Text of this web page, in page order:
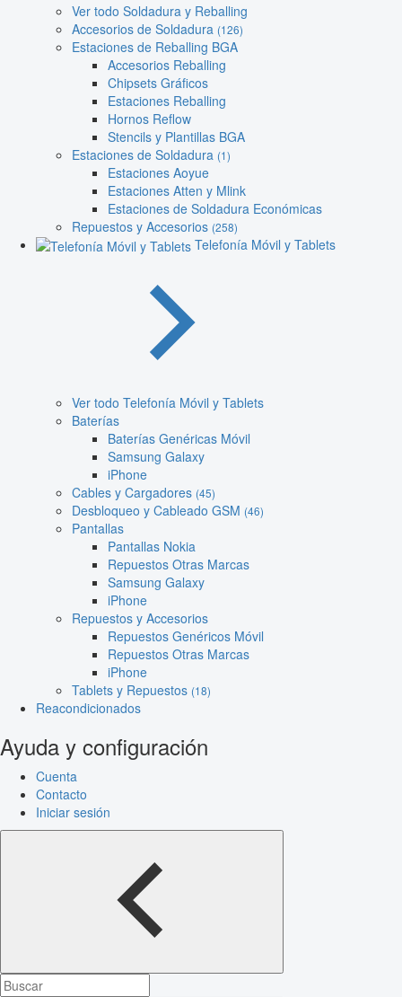
Ver todo Soldadura y Reballing
Accesorios de Soldadura (126)
Estaciones de Reballing BGA
Accesorios Reballing
Chipsets Gráficos
Estaciones Reballing
Hornos Reflow
Stencils y Plantillas BGA
Estaciones de Soldadura (1)
Estaciones Aoyue
Estaciones Atten y Mlink
Estaciones de Soldadura Económicas
Repuestos y Accesorios (258)
Telefonía Móvil y Tablets
Ver todo Telefonía Móvil y Tablets
Baterías
Baterías Genéricas Móvil
Samsung Galaxy
iPhone
Cables y Cargadores (45)
Desbloqueo y Cableado GSM (46)
Pantallas
Pantallas Nokia
Repuestos Otras Marcas
Samsung Galaxy
iPhone
Repuestos y Accesorios
Repuestos Genéricos Móvil
Repuestos Otras Marcas
iPhone
Tablets y Repuestos (18)
Reacondicionados
Ayuda y configuración
Cuenta
Contacto
Iniciar sesión